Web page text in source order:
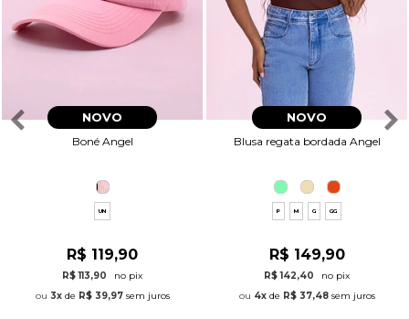
NOVO
Boné Angel
UN
R$ 119,90
R$ 113,90
no pix
3xde R$ 39,97sem juros
NOVO
Blusa regata bordada Angel
P M G GG
R$ 149,90
R$ 142,40
no pix
4xde R$ 37,48sem juros